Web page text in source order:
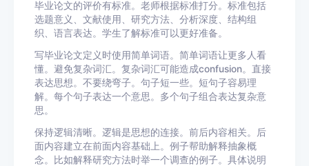
毕业论文的评价有标准。老师根据标准打分。标准包括
选题意义、文献使用、研究方法、分析深度、结构组
织、语言表达。学生了解标准可以更好准备。
写毕业论文定义时使用简单词语。简单词语让更多人看
懂。避免复杂词汇。复杂词汇可能造成confusion。直接
表达思想。不要绕弯子。句子短一些。短句子容易理
解。每个句子表达一个意思。多个句子组合表达复杂意
思。
保持逻辑清晰。逻辑是思想的连接。前后内容相关。后
面内容建立在前面内容基础上。例子帮助解释抽象概
念。比如解释研究方法时举一个调查的例子。具体说明